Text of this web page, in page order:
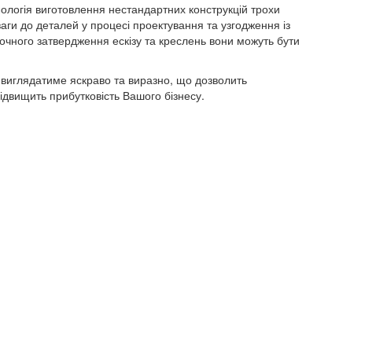
виготовлення нестандартних конструкцій трохи
до деталей у процесі проектування та узгодження із
затвердження ескізу та креслень вони можуть бути
виглядатиме яскраво та виразно, що дозволить
прибутковість Вашого бізнесу.